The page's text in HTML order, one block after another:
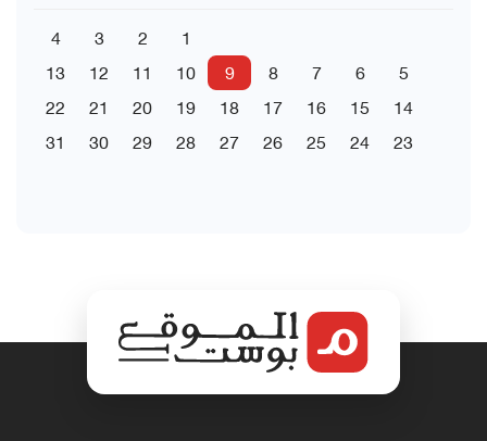
1
2
3
4
5
6
7
8
9
10
11
12
13
14
15
16
17
18
19
20
21
22
23
24
25
26
27
28
29
30
31